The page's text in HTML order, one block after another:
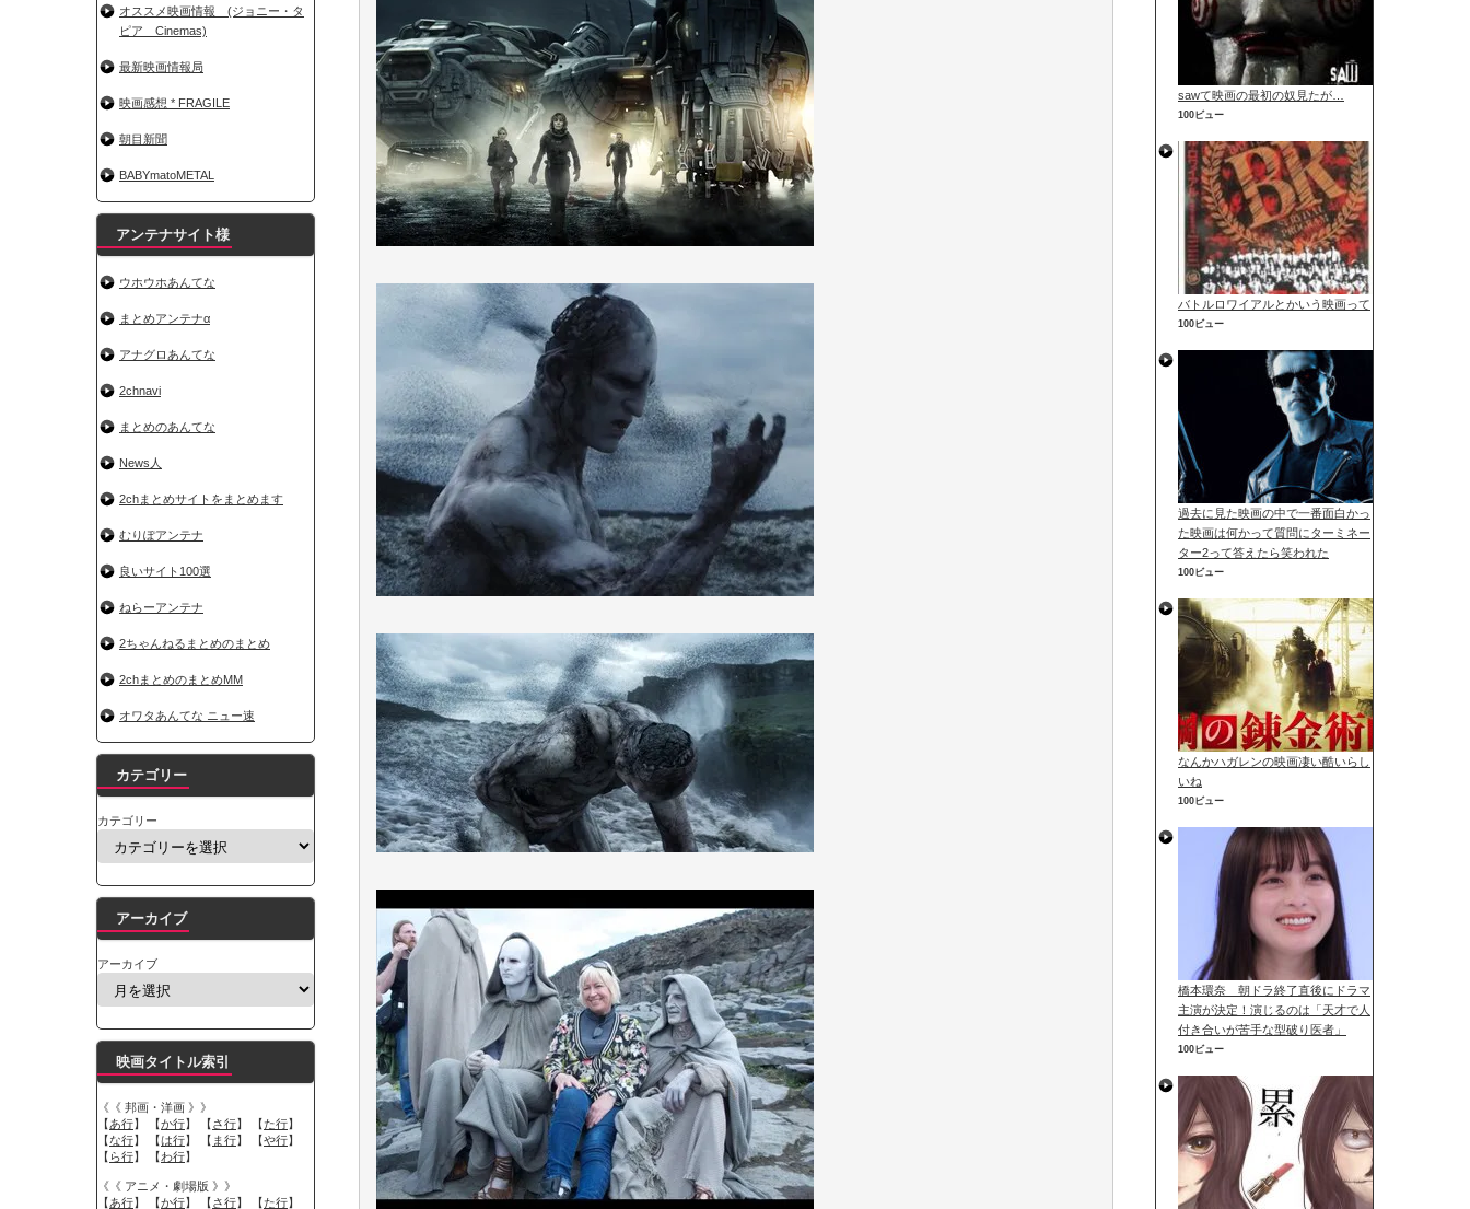
オススメ映画情報 (ジョニー・タ
ピア Cinemas)
最新映画情報局
映画感想 * FRAGILE
朝目新聞
BABYmatoMETAL
アンテナサイト様
ウホウホあんてな
まとめアンテナα
アナグロあんてな
2chnavi
まとめのあんてな
News人
2chまとめサイトをまとめます
むりぽアンテナ
良いサイト100選
ねらーアンテナ
2ちゃんねるまとめのまとめ
2chまとめのまとめMM
オワタあんてな ニュー速
カテゴリー
カテゴリー
アーカイブ
アーカイブ
映画タイトル索引
《《 邦画・洋画 》》
【あ行】 【か行】 【さ行】 【た行】
【な行】 【は行】 【 ま行】 【や行】
【 ら行】 【わ行】
《《 アニメ・劇場版 》》
【あ行】 【か行】 【さ行】 【た行】
sawて映画の最初の奴見たが…
100ビュー
バトルロワイアルとかいう映画って
100ビュー
過去に見た映画の中で一番面白かっ
た映画は何かって質問にターミネー
ター2って答えたら笑われた
100ビュー
なんかハガレンの映画凄い酷いらし
いね
100ビュー
橋本環奈 朝ドラ終了直後にドラマ
主演が決定！演じるのは「天才で人
付き合いが苦手な型破り医者」
100ビュー